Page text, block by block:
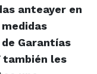
anteayer en
Garantías
también les